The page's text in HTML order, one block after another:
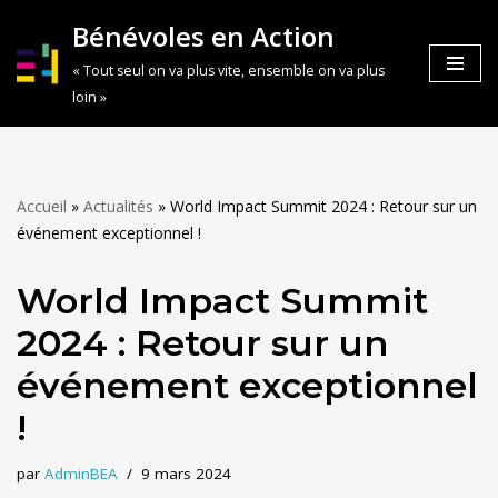
Aller
au
Bénévoles en Action
« Tout seul on va plus vite, ensemble on va plus
loin »
Accueil » Actualités » World Impact Summit 2024 : Retour sur un
événement exceptionnel !
World Impact Summit
2024 : Retour sur un
événement exceptionnel
!
par AdminBEA 9 mars 2024